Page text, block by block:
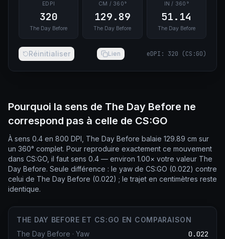
EDPI
320
The Day Before
CM / 360°
129.89
The Day Before
IN / 360°
51.14
The Day Before
Réinitialiser Lien eDPI : 320 (CS:GO)
Pourquoi la sens de The Day Before ne
correspond pas à celle de CS:GO
À sens 0.4 en 800 DPI, The Day Before balaie 129.89 cm sur
un 360° complet. Pour reproduire exactement ce mouvement
dans CS:GO, il faut sens 0.4 — environ 1.00× votre valeur The
Day Before. Seule différence : le yaw de CS:GO (0.022) contre
celui de The Day Before (0.022) ; le trajet en centimètres reste
identique.
THE DAY BEFORE ET CS:GO EN COMPARAISON
The Day Before · Yaw 0.022